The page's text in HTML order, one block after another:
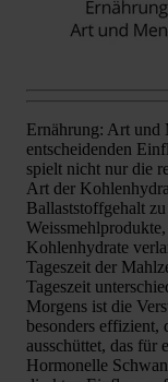
Ernährung: Art und
entscheidenden
spielt nicht nur die
Art der
Ballaststoffgehalt
Kohlenhydrate
Tageszeit der
Tageszeit
Morgens ist die
besonders effizient,
ausschüttet, das für
Hormonelle